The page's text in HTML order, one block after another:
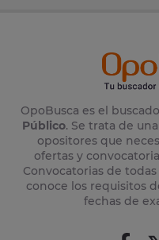
OpoBusca es el
Público. Se trata de
opositores que
ofertas y
Convocatorias de
conoce los requisitos
fechas de